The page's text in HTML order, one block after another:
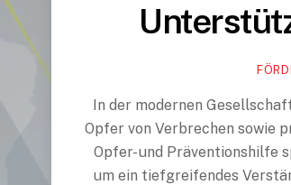
In der modernen
Opfer von Verbrechen sowie
Opfer- und Präventionshilfe
um ein tiefgreifendes